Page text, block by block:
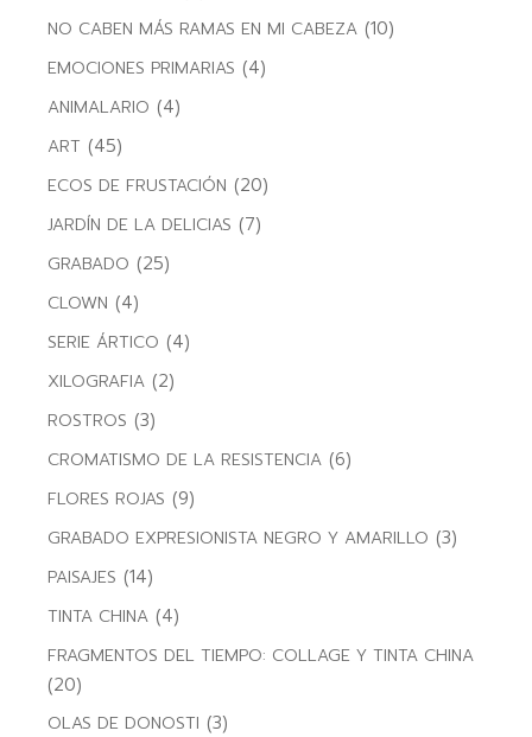
NO CABEN MÁS RAMAS EN MI CABEZA (10)
EMOCIONES PRIMARIAS (4)
ANIMALARIO (4)
ART (45)
ECOS DE FRUSTACIÓN (20)
JARDÍN DE LA DELICIAS (7)
GRABADO (25)
CLOWN (4)
SERIE ÁRTICO (4)
XILOGRAFIA (2)
ROSTROS (3)
CROMATISMO DE LA RESISTENCIA (6)
FLORES ROJAS (9)
GRABADO EXPRESIONISTA NEGRO Y AMARILLO (3)
PAISAJES (14)
TINTA CHINA (4)
FRAGMENTOS DEL TIEMPO: COLLAGE Y TINTA CHINA
(20)
OLAS DE DONOSTI (3)